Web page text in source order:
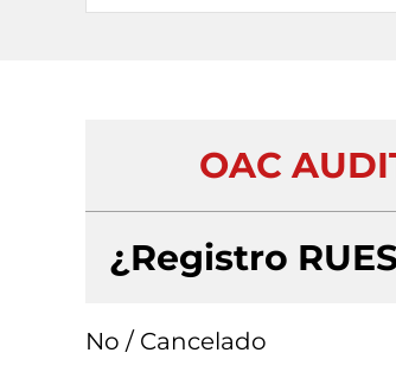
OAC
¿Registro
No / Cancelado